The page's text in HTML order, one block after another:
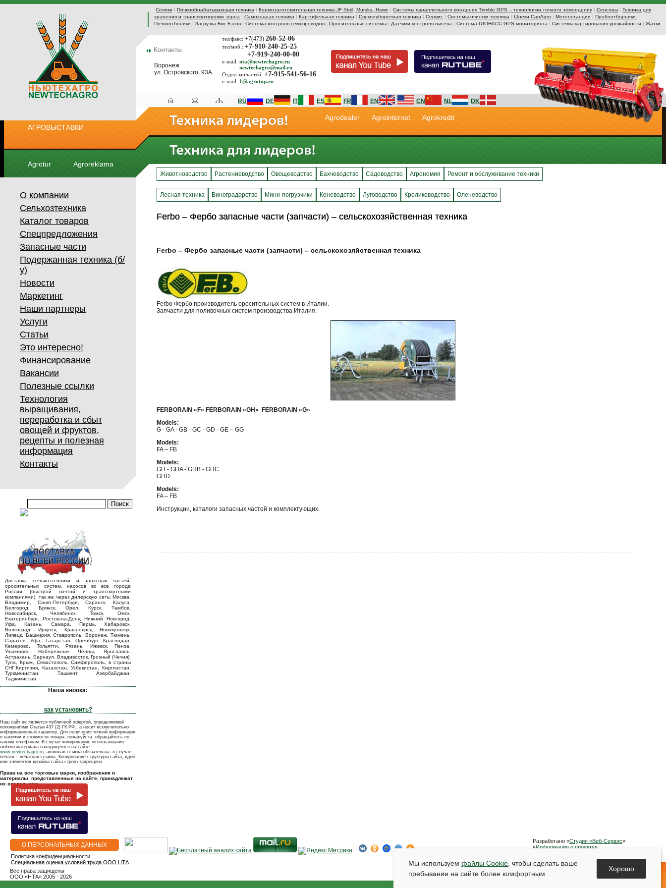
Сеялки | Почвообрабатывающая техника | Кормозаготовительная техника JF Stoll, Murska, Hawe | Системы параллельного вождения Trimble GPS – технологии точного земледелия | Сенсоры | Техника для
хранения и транспортировки зерна | Самоходная техника | Картофельная техника | Свеклоуборочная техника | Сервис | Системы очистки топлива | Шнеки CanAgro | Метеостанции | Пробоотборники-
Почвоотбоники | Загрузка Биг Бэгов | Система контроля семяпроводов | Оросительные системы | Датчики контроля высева | Система ГЛОНАСС GPS мониторинга | Системы картирования урожайности | Жатки
Воронеж
ул. Островского, 93А
тел/факс: +7(473) 260-52-06
тел/моб.: +7-910-240-25-25
+7-919-240-00-00
e-mail: nta@newtechagro.ru
newtechagro@mail.ru
Отдел запчастей: +7-915-541-56-16
e-mail: 1@agrotop.ru
АГРОВЫСТАВКИ
Agrotur Agroreklama
RU DE IT ES FR EN CN NL DK
Agrodealer Agrointernet Agrokredit
О компании
Сельхозтехника
Каталог товаров
Спецпредложения
Запасные части
Подержанная техника (б/
у)
Новости
Маркетинг
Наши партнеры
Услуги
Статьи
Это интересно!
Финансирование
Вакансии
Полезные ссылки
Технология
выращивания,
переработка и сбыт
овощей и фруктов,
рецепты и полезная
информация
Контакты
Доставка сельхозтехники и запасных частей,
оросительных систем, насосов во все города
России (быстрой почтой и транспортными
компаниями), так же через дилерскую сеть: Москва,
Владимир, Санкт-Петербург, Саранск, Калуга,
Белгород, Брянск, Орел, Курск, Тамбов,
Новосибирск, Челябинск, Томск, Омск,
Екатеринбург, Ростов-на-Дону, Нижний Новгород,
Уфа, Казань, Самара, Пермь, Хабаровск,
Волгоград, Иркутск, Красноярск, Новокузнецк,
Липецк, Башкирия, Ставрополь, Воронеж, Тюмень,
Саратов, Уфа, Татарстан, Оренбург, Краснодар,
Кемерово, Тольятти, Рязань, Ижевск, Пенза,
Ульяновск, Набережные Челны, Ярославль,
Астрахань, Барнаул, Владивосток, Грозный (Чечня),
Тула, Крым, Севастополь, Симферополь, в страны
СНГ:Киргизия, Казахстан, Узбекистан, Киргизстан,
Туркменистан, Ташкент, Азербайджан,
Таджикистан.
Наша кнопка:
как установить?
Наш сайт не является публичной офертой, определяемой
положениями Статьи 437 (2) ГК РФ., а носит исключительно
информационный характер. Для получения точной информации
о наличии и стоимости товара, пожалуйста, обращайтесь по
нашим телефонам. В случае копирования, использования
любого материала находящегося на сайте
www.newtechagro.ru, активная ссылка обязательна, в случае
печати – печатная ссылка. Копирование структуры сайта, идей
или элементов дизайна сайта строго запрещено.
Права на все торговые марки, изображения и
материалы, представленные на сайте, принадлежат
их владельцам.
Животноводство Растениеводство Овощеводство Бахчеводство Садоводство Агрономия Ремонт и обслуживание техники
Лесная техника Виноградарство Мини-погрузчики Коневодство Луговодство Кролиководство Оленеводство
Ferbo – Фербо запасные части (запчасти) – сельскохозяйственная техника
Ferbo – Фербо запасные части (запчасти) – сельскохозяйственная техника
Ferbo – Фербо запасные части (запчасти) – сельскохозяйственная техника
Ferbo Фербо производитель оросительных систем в Италии.
Запчасти для поливочных систем производства Италия.
FERBORAIN «F» FERBORAIN «GH» FERBORAIN «G»
Models:
G - GA - GB - GC - GD - GE – GG
Models:
FA – FB
Models:
GH - GHA - GHB - GHC
GHD
Models:
FA – FB
Инструкции, каталоги запасных частей и комплектующих.
О ПЕРСОНАЛЬНЫХ ДАННЫХ
Все права защищены
OOO «НТА» 2005 - 2026
Политика конфиденциальности
Специальная оценка условий труда ООО НТА
Разработано «Студия «Веб-Сервис»
«Информация о проекте»
Мы используем файлы Cookie , чтобы сделать ваше
пребывание на сайте более комфортным
Хорошо